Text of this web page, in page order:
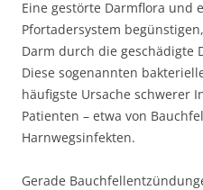
Eine gestörte Darmflora und
Pfortadersystem
Darm durch die geschädigte
Diese sogenannten
häufigste Ursache schwerer
Patienten – etwa von
Harnwegsinfekten.
Gerade